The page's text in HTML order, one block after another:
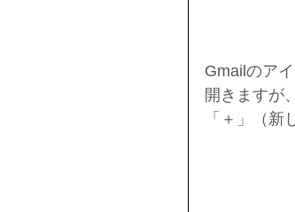
Gmailのア
開きますが
「＋」（新